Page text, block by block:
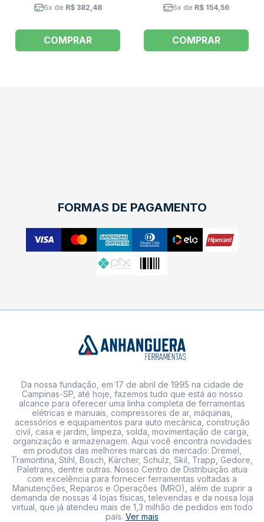
6x de R$ 382,48
COMPRAR
6x de R$ 154,56
COMPRAR
FORMAS DE PAGAMENTO
Da nossa fundação, em 17 de abril de 1995 na cidade de
Campinas-SP, até hoje, fazemos tudo que está ao nosso
alcance para oferecer uma linha completa de ferramentas
elétricas e manuais, compressores de ar, máquinas,
acessórios e equipamentos para auto mecânica, construção
civil, casa e jardim, limpeza, solda, movimentação de carga,
organização e armazenagem. Aqui você encontra novidades
em produtos das melhores marcas do mercado: Dremel,
Tramontina, Stihl, Bosch, Kärcher, Schulz, Skil, Trapp, Gedore,
Paletrans, dentre outras. Nosso Centro de Distribuição atua
com excelência para fornecer ferramentas voltadas a
Manutenções, Reparos e Operações (MRO), além de suprir a
demanda de nossas 4 lojas físicas, televendas e da nossa loja
virtual, que já atendeu mais de 1,3 milhão de pedidos em todo
país. Ver mais